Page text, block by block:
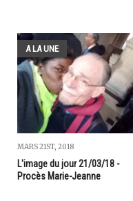
A LA UNE
MARS 21ST, 2018
L'image du jour 21/03/18 -
Procès Marie-Jeanne